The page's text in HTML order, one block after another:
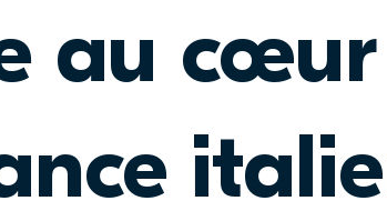
au